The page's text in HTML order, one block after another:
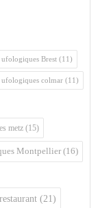
ufologiques Brest (11)
ufologiques colmar (11)
metz (15)
Montpellier (16)
restaurant (21)